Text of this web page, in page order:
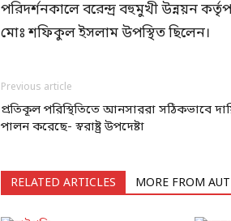
পরিদর্শনকালে বরেন্দ্র বহুমুখী উন্নয়ন
মোঃ শফিকুল ইসলাম উপস্থিত ছিলেন।
Previous article
প্রতিকূল পরিস্থিতিতে আনসাররা সঠিকভাবে
পালন করেছে- স্বরাষ্ট্র উপদেষ্টা
RELATED ARTICLES MORE FROM